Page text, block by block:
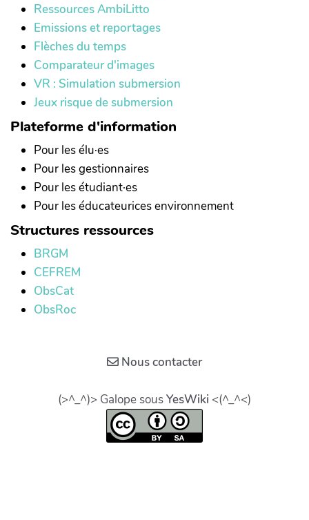
Ressources AmbiLitto
Emissions et reportages
Flèches du temps
Comparateur d'images
VR : Simulation submersion
Jeux risque de submersion
Plateforme d'information
Pour les élu·es
Pour les gestionnaires
Pour les étudiant·es
Pour les éducateurices environnement
Structures ressources
BRGM
CEFREM
ObsCat
ObsRoc
Nous contacter
(>^_^)> Galope sousYesWiki <(^_^<)